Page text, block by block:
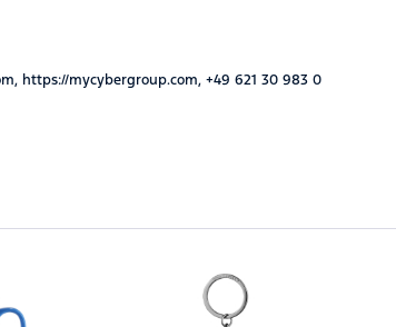
https://mycybergroup.com, +49 621 30 983 0